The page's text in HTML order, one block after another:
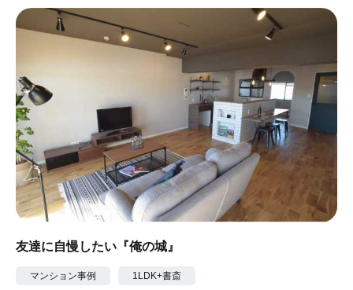
#ナチュラル
#ハンモック
#コンクリート壁 #ガラスブロック #土間あり
#こだわりインテリア #こだわりキッチン
#自転車収納 #作り付けの家具 #あえて古材
#黒板 #無垢の木 #タイル #壁一面本棚
#ふたり暮らし #子育てに優しい
友達に自慢したい『俺の城』
マンション事例 1LDK+書斎